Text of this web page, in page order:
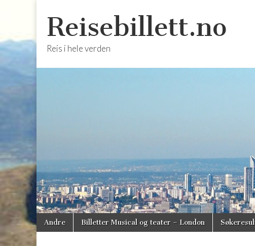
Reisebillett.no
Reis i hele verden
Main
menu
Skip
to
content
Andre Billetter Musical og teater – London